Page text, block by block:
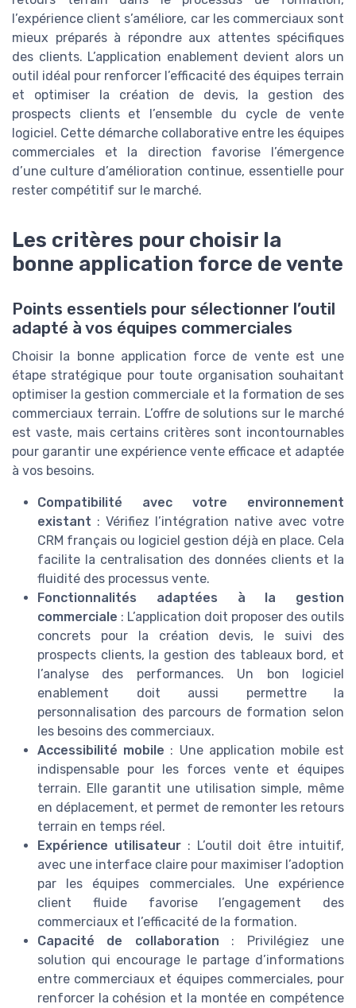
l’expérience client s’améliore, car les commerciaux sont
mieux préparés à répondre aux attentes spécifiques
des clients. L’application enablement devient alors un
outil idéal pour renforcer l’efficacité des équipes terrain
et optimiser la création de devis, la gestion des
prospects clients et l’ensemble du cycle de vente
logiciel. Cette démarche collaborative entre les équipes
commerciales et la direction favorise l’émergence
d’une culture d’amélioration continue, essentielle pour
rester compétitif sur le marché.
Les critères pour choisir la
bonne application force de vente
Points essentiels pour sélectionner l’outil
adapté à vos équipes commerciales
Choisir la bonne application force de vente est une
étape stratégique pour toute organisation souhaitant
optimiser la gestion commerciale et la formation de ses
commerciaux terrain. L’offre de solutions sur le marché
est vaste, mais certains critères sont incontournables
pour garantir une expérience vente efficace et adaptée
à vos besoins.
Compatibilité avec votre environnement
existant : Vérifiez l’intégration native avec votre
CRM français ou logiciel gestion déjà en place. Cela
facilite la centralisation des données clients et la
fluidité des processus vente.
Fonctionnalités adaptées à la gestion
commerciale : L’application doit proposer des outils
concrets pour la création devis, le suivi des
prospects clients, la gestion des tableaux bord, et
l’analyse des performances. Un bon logiciel
enablement doit aussi permettre la
personnalisation des parcours de formation selon
les besoins des commerciaux.
Accessibilité mobile : Une application mobile est
indispensable pour les forces vente et équipes
terrain. Elle garantit une utilisation simple, même
en déplacement, et permet de remonter les retours
terrain en temps réel.
Expérience utilisateur: L’outil doit être intuitif,
avec une interface claire pour maximiser l’adoption
par les équipes commerciales. Une expérience
client fluide favorise l’engagement des
commerciaux et l’efficacité de la formation.
Capacité de collaboration : Privilégiez une
solution qui encourage le partage d’informations
entre commerciaux et équipes commerciales, pour
renforcer la cohésion et la montée en compétence